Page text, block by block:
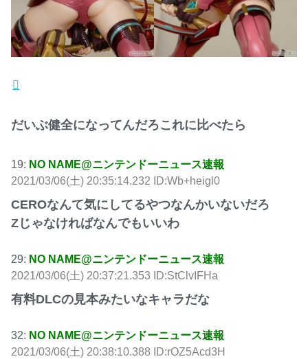
だいぶ健全になってんだろこれに比べたら
19: NO NAME@ニンテンドーニュース速報
2021/03/06(土) 20:35:14.232 ID:Wb+heigl0
CEROなんて気にしてるやつなんかいないだろ
Zじゃなければなんでもいいわ
29: NO NAME@ニンテンドーニュース速報
2021/03/06(土) 20:37:21.353 ID:StClvIFHa
有料DLCの見本みたいなキャラだな
32: NO NAME@ニンテンドーニュース速報
2021/03/06(土) 20:38:10.388 ID:rOZ5Acd3H